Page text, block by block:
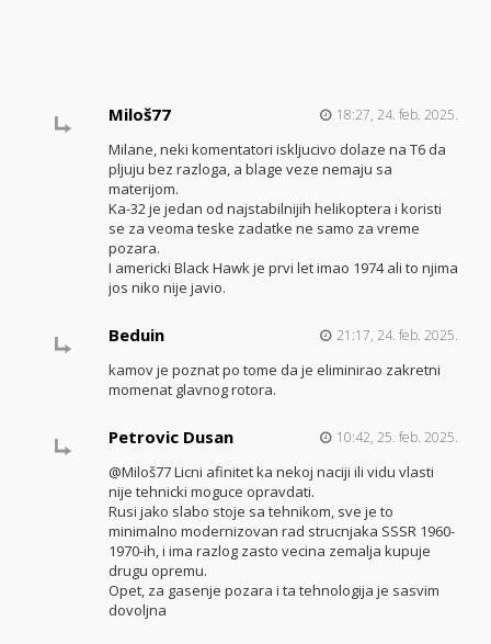
Miloš77 18:27, 24. feb. 2025.
Milane, neki komentatori iskljucivo dolaze na T6 da
pljuju bez razloga, a blage veze nemaju sa
materijom.
Ka-32 je jedan od najstabilnijih helikoptera i koristi
se za veoma teske zadatke ne samo za vreme
pozara.
I americki Black Hawk je prvi let imao 1974 ali to njima
jos niko nije javio.
Beduin 21:17, 24. feb. 2025.
kamov je poznat po tome da je eliminirao zakretni
momenat glavnog rotora.
Petrovic Dusan 10:42, 25. feb. 2025.
@Miloš77 Licni afinitet ka nekoj naciji ili vidu vlasti
nije tehnicki moguce opravdati.
Rusi jako slabo stoje sa tehnikom, sve je to
minimalno modernizovan rad strucnjaka SSSR 1960-
1970-ih, i ima razlog zasto vecina zemalja kupuje
drugu opremu.
Opet, za gasenje pozara i ta tehnologija je sasvim
dovoljna